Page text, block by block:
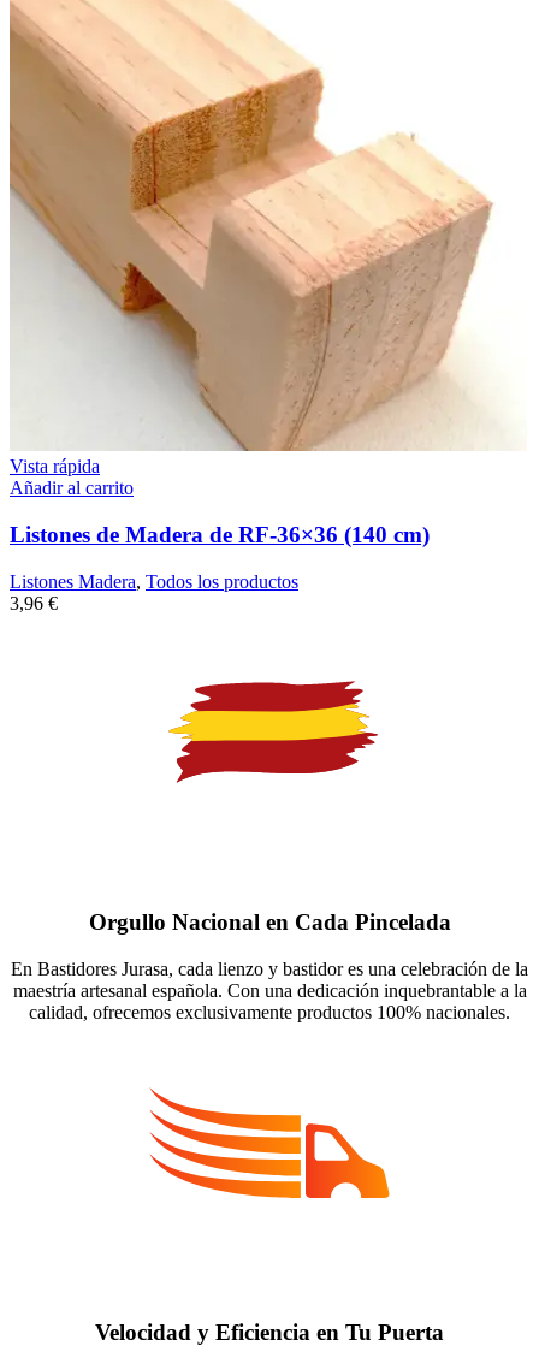
Vista rápida
Añadir al carrito
Listones de Madera de RF-36×36 (140 cm)
Listones Madera, Todos los productos
3,96 €
Orgullo Nacional en Cada Pincelada
En Bastidores Jurasa, cada lienzo y bastidor es una celebración de la
maestría artesanal española. Con una dedicación inquebrantable a la
calidad, ofrecemos exclusivamente productos 100% nacionales.
Velocidad y Eficiencia en Tu Puerta